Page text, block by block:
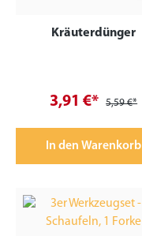
Kräuterdünger
3,91 €* 5,59 €*
In den Warenkorb